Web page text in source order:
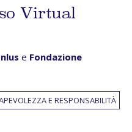
Virtual
e Fondazione
E RESPONSABILITÀ